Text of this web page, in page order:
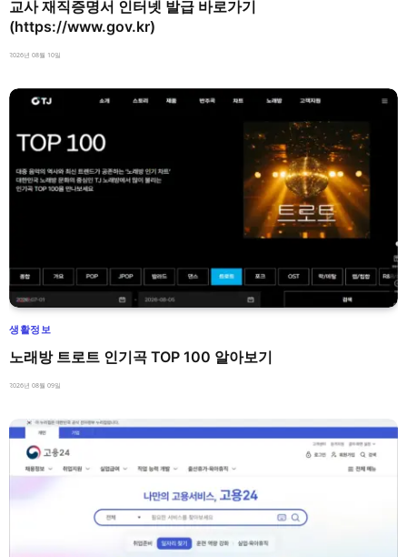
교사 재직증명서 인터넷 발급 바로가기
(https://www.gov.kr)
2026년 08월 10일
생활정보
노래방 트로트 인기곡 TOP 100 알아보기
2026년 08월 09일